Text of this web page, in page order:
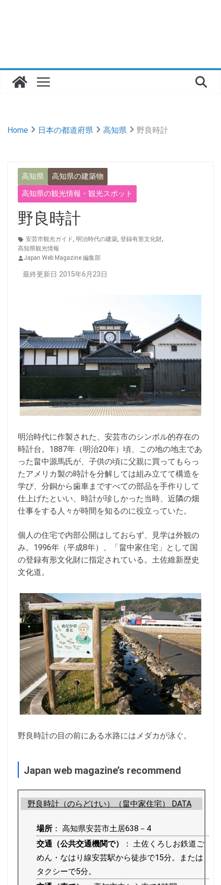
Home 日本の都道府県 高知県 野良時計
高知県
高知県の建築物
高知県の観光情報・観光スポット
野良時計
安芸市観光ガイド, 明治時代の建築, 登録有形文化財,
高知県観光情報
Japan Web Magazine 編集部
最終更新日 2015年6月23日
明治時代に作製された、安芸市のシンボル的存在の
時計台。1887年（明治20年）頃、この地の地主であ
った畠中源馬氏が、子供の頃に父親に買ってもらっ
たアメリカ製の時計を分解しては組み立てて構造を
学び、分銅から歯車まですべての部品を手作りして
仕上げたといい、時計が珍しかった当時、近隣の畑
仕事をする人々が時間を知るのに役立っていた。
個人の住宅で内部公開はしておらず、見学は外観の
み。1996年（平成8年）、「畠中家住宅」として国
の登録有形文化財に指定されている。土佐維新歴史
文化道。
野良時計の目の前にある水路にはメダカが泳ぐ。
Japan web magazine’s recommend
野良時計（のらどけい）（畠中家住宅） DATA
場所 ： 高知県安芸市土居638－4
交通（公共交通機関で）
： 土佐くろしお鉄道ご
めん・なはり線安芸駅から徒歩で15分。または
タクシーで5分。